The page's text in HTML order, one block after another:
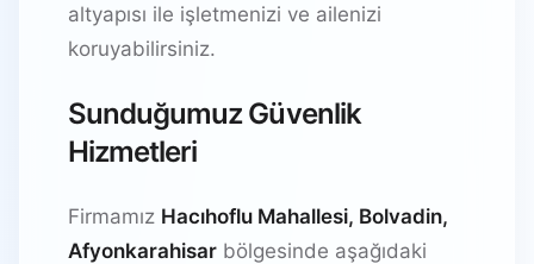
altyapısı ile işletmenizi ve ailenizi
koruyabilirsiniz.
Sunduğumuz Güvenlik
Hizmetleri
Firmamız Hacıhoflu Mahallesi, Bolvadin,
Afyonkarahisar bölgesinde aşağıdaki